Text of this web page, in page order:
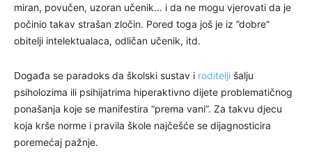
miran, povučen, uzoran učenik… i da ne mogu vjerovati da je
počinio takav strašan zločin. Pored toga još je iz ”dobre”
obitelji intelektualaca, odličan učenik, itd.
Događa se paradoks da školski sustav i roditelji šalju
psiholozima ili psihijatrima hiperaktivno dijete problematičnog
ponašanja koje se manifestira “prema vani”. Za takvu djecu
koja krše norme i pravila škole najčešće se dijagnosticira
poremećaj pažnje.